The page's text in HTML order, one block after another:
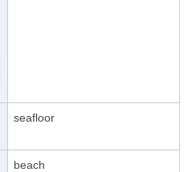
seafloor
beach